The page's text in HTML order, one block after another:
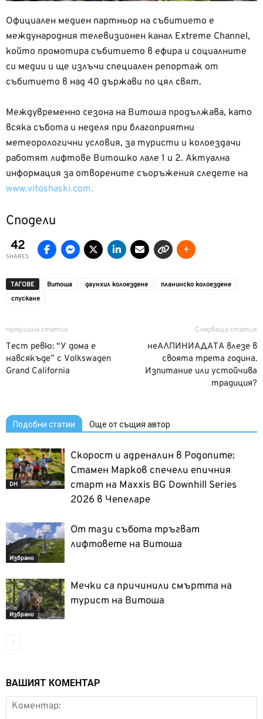
Официален медиен партньор на събитието е
международния телевизионен канал Extreme Channel,
който промотира събитието в ефира и социалните
си медии и ще излъчи специален репортаж от
събитието в над 40 държави по цял свят.
Междувременно сезона на Витоша продължава, като
всяка събота и неделя при благоприятни
метеорологични условия, за туристи и колоездачи
работят лифтове Витошко лале 1 и 2. Актуална
информация за отворените съоръжения следете на
www.vitoshaski.com.
Сподели
42
SHARES
ТАГОВЕ Витоша даунхил колоездене
планинско колоездене
спускане
предишна статия
Тест ревю: “У дома е
навсякъде” с Volkswagen
Grand California
Следваща статия
неАЛПИНИАДАТА влезе в
своята трета година.
Изпитание или устойчива
традиция?
Подобни статии Още от същия автор
DH
Скорост и адреналин в Родопите:
Стамен Марков спечели епичния
старт на Maxxis BG Downhill Series
2026 в Чепеларе
Избрано
От тази събота тръгват
лифтовете на Витоша
Избрано
Мечки са причинили смъртта на
турист на Витоша
ВАШИЯТ КОМЕНТАР